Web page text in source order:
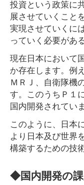
投資という政策に
展させていくこと
実現させていくに
っていく必要があ
現在日本において
か存在します。例
ＭＲＪ、自衛隊機
す。このうちＰ１
国内開発されていま
このように、日本
より日本及び世界
構築するための技
◆国内開発の